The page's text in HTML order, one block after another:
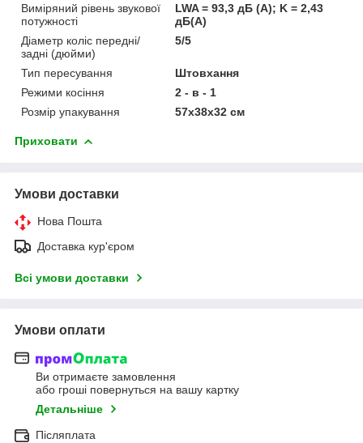
Виміряний рівень звукової
потужності
LWA = 93,3 дБ (A); K = 2,43
дБ(А)
Діаметр коліс передні/
задні (дюйми)
5/5
Тип пересування
Штовхання
Режими косіння
2 - в - 1
Розмір упакування
57х38х32 см
Приховати
Умови доставки
Нова Пошта
Доставка кур'єром
Всі умови доставки
Умови оплати
Ви отримаєте замовлення
або гроші повернуться на вашу картку
Детальніше
Післяплата